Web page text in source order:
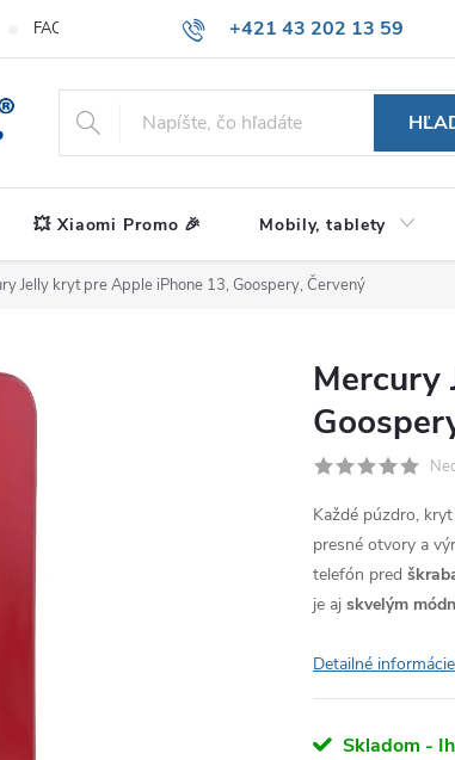
+421 43 202 13 59
FAQ
💥 Xiaomi Promo 🎉 Mobily, tablety
Jelly kryt pre Apple iPhone 13, Goospery, Červený
Mercury
Každé púzdro,
presné otvory a
telefón pred
je aj skvelým
Detailné informácie
Skladom -